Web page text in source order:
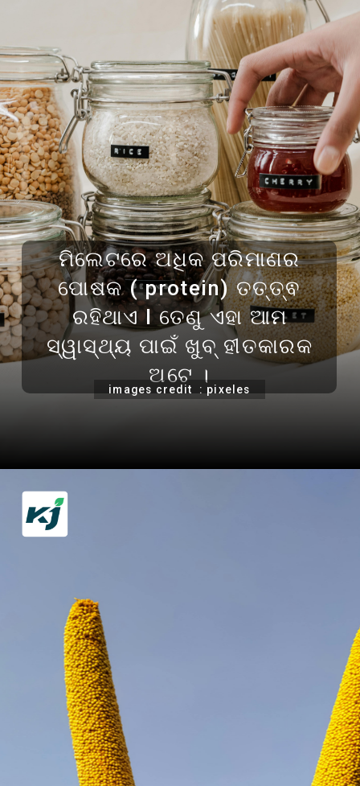
ମିଲେଟରେ ଅଧିକ ପରିମାଣର
ପୋଷକ ( protein) ତତ୍ତ୍ଵ
ରହିଥାଏ l ତେଣୁ ଏହା ଆମ
ସ୍ୱାସ୍ଥ୍ୟ ପାଇଁ ଖୁବ୍ ହୀତକାରକ
ଅଟେ ।
images credit : pixeles